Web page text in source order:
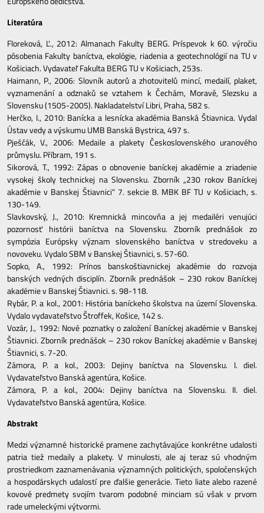
Literatúra
Floreková, Ľ., 2012: Almanach Fakulty BERG. Príspevok k 60. výročiu
pôsobenia Fakulty baníctva, ekológie, riadenia a geotechnológií na TU v
Košiciach. Vydavateľ Fakulta BERG TU v Košiciach, 253s.
Haimann, P., 2006: Slovník autorů a zhotovitelů mincí, medailí, plaket,
vyznamenání a odznaků se vztahem k Čechám, Moravě, Slezsku a
Slovensku (1505-2005). Nakladatelství Libri, Praha, 582 s.
Herčko, I., 2010: Banícka a lesnícka akadémia Banská Štiavnica. Vydal
Ústav vedy a výskumu UMB Banská Bystrica, 497 s.
Pješčák, V., 2006: Medaile a plakety Československého uranového
průmyslu. Příbram, 191 s.
Sikorová, T., 1992: Zápas o obnovenie baníckej akadémie a zriadenie
vysokej školy technickej na Slovensku. Zborník „230 rokov Baníckej
akadémie v Banskej Štiavnici" 7. sekcie 8. MBK BF TU v Košiciach, s.
130-149.
Slavkovský, J., 2010: Kremnická mincovňa a jej medailéri venujúci
pozornosť histórii baníctva na Slovensku. Zborník prednášok zo
sympózia Európsky význam slovenského baníctva v stredoveku a
novoveku. Vydalo SBM v Banskej Štiavnici, s. 57-60.
Sopko, A., 1992: Prínos banskoštiavnickej akadémie do rozvoja
banských vedných disciplín. Zborník prednášok – 230 rokov Baníckej
akadémie v Banskej Štiavnici. s. 98-118.
Rybár, P. a kol., 2001: História baníckeho školstva na území Slovenska.
Vydalo vydavateľstvo Štroffek, Košice, 142 s.
Vozár, J., 1992: Nové poznatky o založení Baníckej akadémie v Banskej
Štiavnici. Zborník prednášok – 230 rokov Baníckej akadémie v Banskej
Štiavnici, s. 7-20.
Zámora, P. a kol., 2003: Dejiny baníctva na Slovensku. I. diel.
Vydavateľstvo Banská agentúra, Košice.
Zámora, P. a kol., 2004: Dejiny baníctva na Slovensku. II. diel.
Vydavateľstvo Banská agentúra, Košice.
Abstrakt
Medzi významné historické pramene zachytávajúce konkrétne udalosti
patria tiež medaily a plakety. V minulosti, ale aj teraz sú vhodným
prostriedkom zaznamenávania významných politických, spoločenských
a hospodárskych udalostí pre ďalšie generácie. Tieto liate alebo razené
kovové predmety svojím tvarom podobné minciam sú však v prvom
rade umeleckými výtvormi.